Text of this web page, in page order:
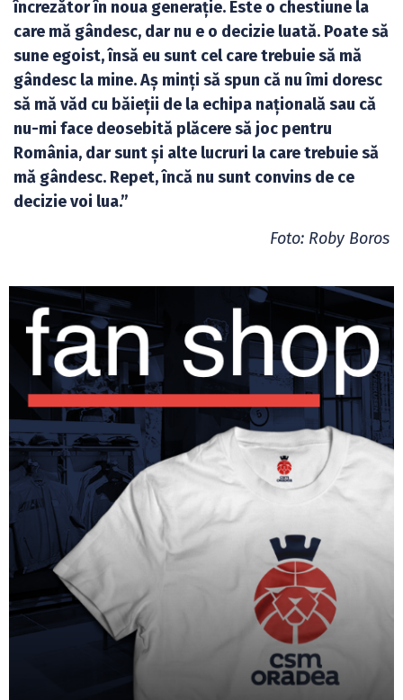
încrezător în noua generație. Este o chestiune la
care mă gândesc, dar nu e o decizie luată. Poate să
sune egoist, însă eu sunt cel care trebuie să mă
gândesc la mine. Aș minți să spun că nu îmi doresc
să mă văd cu băieții de la echipa națională sau că
nu-mi face deosebită plăcere să joc pentru
România, dar sunt și alte lucruri la care trebuie să
mă gândesc. Repet, încă nu sunt convins de ce
decizie voi lua.”
Foto: Roby Boros